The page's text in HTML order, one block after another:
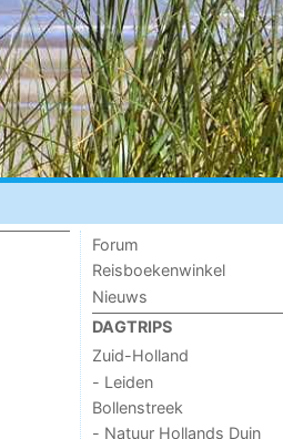
Forum
Reisboekenwinkel
Nieuws
DAGTRIPS
Zuid-Holland
- Leiden
Bollenstreek
- Natuur Hollands Duin